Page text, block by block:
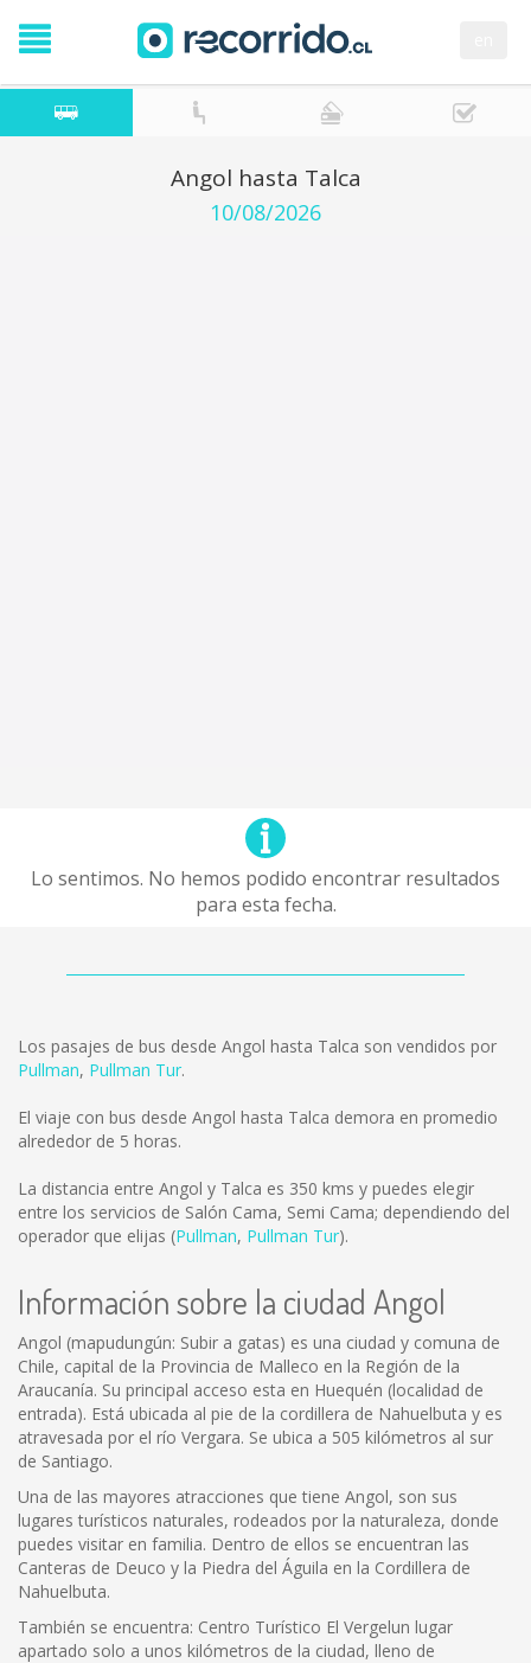
Angol hasta Talca
10/08/2026
Lo sentimos. No hemos podido encontrar resultados
para esta fecha.
Los pasajes de bus desde Angol hasta Talca son vendidos por
Pullman, Pullman Tur.
El viaje con bus desde Angol hasta Talca demora en promedio
alrededor de 5 horas.
La distancia entre Angol y Talca es 350 kms y puedes elegir
entre los servicios de Salón Cama, Semi Cama; dependiendo del
operador que elijas (Pullman, Pullman Tur).
Información sobre la ciudad Angol
Angol (mapudungún: Subir a gatas) es una ciudad y comuna de
Chile, capital de la Provincia de Malleco en la Región de la
Araucanía. Su principal acceso esta en Huequén (localidad de
entrada). Está ubicada al pie de la cordillera de Nahuelbuta y es
atravesada por el río Vergara. Se ubica a 505 kilómetros al sur
de Santiago.
Una de las mayores atracciones que tiene Angol, son sus
lugares turísticos naturales, rodeados por la naturaleza, donde
puedes visitar en familia. Dentro de ellos se encuentran las
Canteras de Deuco y la Piedra del Águila en la Cordillera de
Nahuelbuta.
También se encuentra: Centro Turístico El Vergelun lugar
apartado solo a unos kilómetros de la ciudad, lleno de